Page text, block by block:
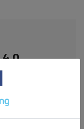
4.0